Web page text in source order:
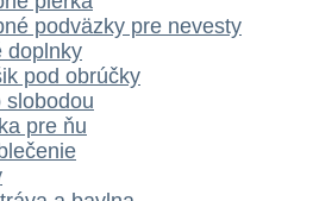
podväzky pre nevesty
doplnky
pod obrúčky
slobodou
pre ňu